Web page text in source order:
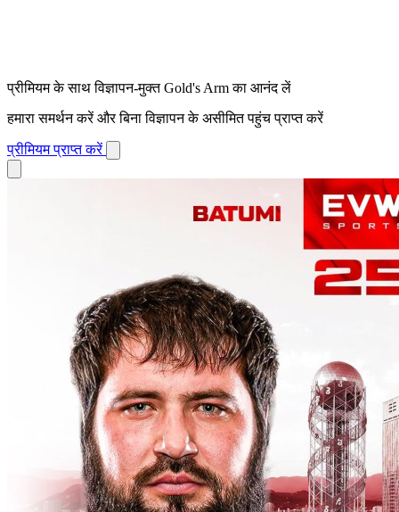
प्रीमियम के साथ विज्ञापन-मुक्त Gold's Arm का आनंद लें
हमारा समर्थन करें और बिना विज्ञापन के असीमित पहुंच प्राप्त करें
प्रीमियम प्राप्त करें